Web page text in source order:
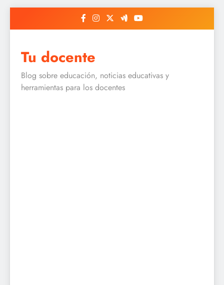
Tu docente
Blog sobre educación, noticias educativas y
herramientas para los docentes